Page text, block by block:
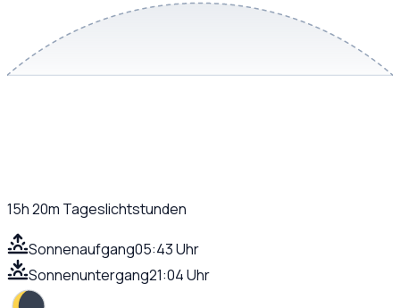
15h 20m Tageslichtstunden
Sonnenaufgang05:43 Uhr
Sonnenuntergang21:04 Uhr